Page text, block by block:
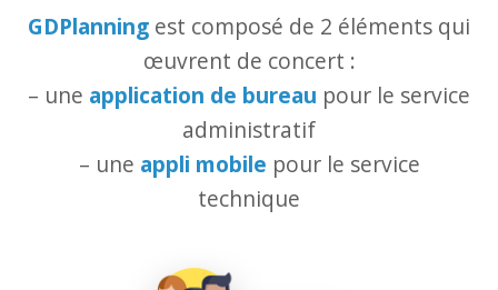
GDPlanning est composé de 2 éléments qui
œuvrent de concert :
– une application de bureau pour le service
administratif
– une appli mobile pour le service
technique